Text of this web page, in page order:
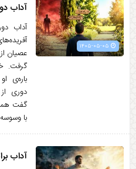
آداب
آداب
عصیان
گرفت.
باره‌ی
دوری
گفت
با
آداب